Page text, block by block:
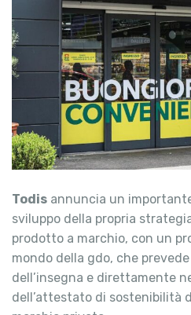
Todis annuncia un
sviluppo della propria
prodotto a marchio, con un
mondo della gdo, che
dell’insegna e direttamente
dell’attestato di sostenibilità